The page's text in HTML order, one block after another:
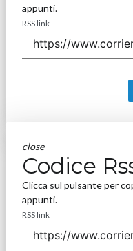
appunti.
RSS link
close
Codice
Clicca sul pulsante per
appunti.
RSS link